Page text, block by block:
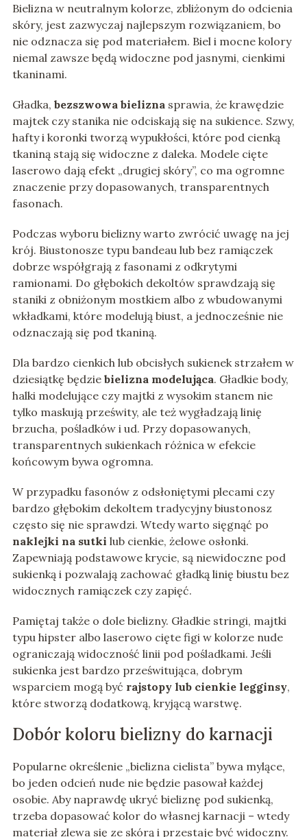
Bielizna w neutralnym kolorze, zbliżonym do odcienia
skóry, jest zazwyczaj najlepszym rozwiązaniem, bo
nie odznacza się pod materiałem. Biel i mocne kolory
niemal zawsze będą widoczne pod jasnymi, cienkimi
tkaninami.
Gładka, bezszwowa bieliznasprawia, że krawędzie
majtek czy stanika nie odciskają się na sukience. Szwy,
hafty i koronki tworzą wypukłości, które pod cienką
tkaniną stają się widoczne z daleka. Modele cięte
laserowo dają efekt „drugiej skóry”, co ma ogromne
znaczenie przy dopasowanych, transparentnych
fasonach.
Podczas wyboru bielizny warto zwrócić uwagę na jej
krój. Biustonosze typu bandeau lub bez ramiączek
dobrze współgrają z fasonami z odkrytymi
ramionami. Do głębokich dekoltów sprawdzają się
staniki z obniżonym mostkiem albo z wbudowanymi
wkładkami, które modelują biust, a jednocześnie nie
odznaczają się pod tkaniną.
Dla bardzo cienkich lub obcisłych sukienek strzałem w
dziesiątkę będzie bielizna modelująca. Gładkie body,
halki modelujące czy majtki z wysokim stanem nie
tylko maskują prześwity, ale też wygładzają linię
brzucha, pośladków i ud. Przy dopasowanych,
transparentnych sukienkach różnica w efekcie
końcowym bywa ogromna.
W przypadku fasonów z odsłoniętymi plecami czy
bardzo głębokim dekoltem tradycyjny biustonosz
często się nie sprawdzi. Wtedy warto sięgnąć po
naklejki na sutki lub cienkie, żelowe osłonki.
Zapewniają podstawowe krycie, są niewidoczne pod
sukienką i pozwalają zachować gładką linię biustu bez
widocznych ramiączek czy zapięć.
Pamiętaj także o dole bielizny. Gładkie stringi, majtki
typu hipster albo laserowo cięte figi w kolorze nude
ograniczają widoczność linii pod pośladkami. Jeśli
sukienka jest bardzo prześwitująca, dobrym
wsparciem mogą być rajstopy lub cienkie legginsy,
które stworzą dodatkową, kryjącą warstwę.
Dobór koloru bielizny do karnacji
Popularne określenie „bielizna cielista” bywa mylące,
bo jeden odcień nude nie będzie pasował każdej
osobie. Aby naprawdę ukryć bieliznę pod sukienką,
trzeba dopasować kolor do własnej karnacji – wtedy
materiał zlewa się ze skórą i przestaje być widoczny.